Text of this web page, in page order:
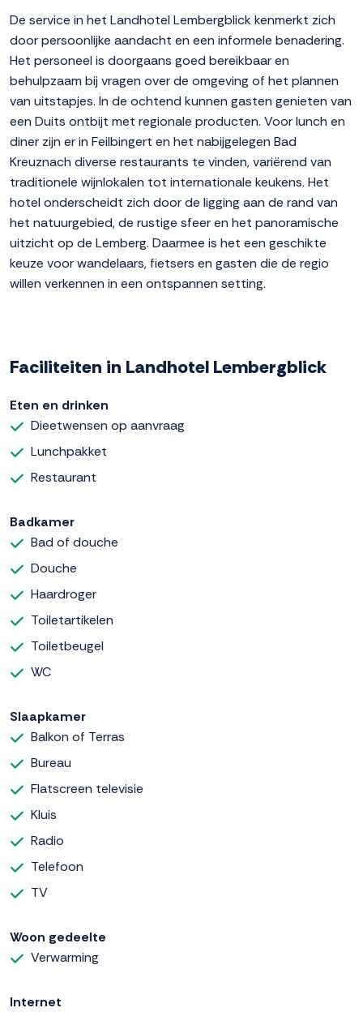
De service in het Landhotel Lembergblick kenmerkt zich
door persoonlijke aandacht en een informele benadering.
Het personeel is doorgaans goed bereikbaar en
behulpzaam bij vragen over de omgeving of het plannen
van uitstapjes. In de ochtend kunnen gasten genieten van
een Duits ontbijt met regionale producten. Voor lunch en
diner zijn er in Feilbingert en het nabijgelegen Bad
Kreuznach diverse restaurants te vinden, variërend van
traditionele wijnlokalen tot internationale keukens. Het
hotel onderscheidt zich door de ligging aan de rand van
het natuurgebied, de rustige sfeer en het panoramische
uitzicht op de Lemberg. Daarmee is het een geschikte
keuze voor wandelaars, fietsers en gasten die de regio
willen verkennen in een ontspannen setting.
Faciliteiten in Landhotel Lembergblick
Eten en drinken
Dieetwensen op aanvraag
Lunchpakket
Restaurant
Badkamer
Bad of douche
Douche
Haardroger
Toiletartikelen
Toiletbeugel
WC
Slaapkamer
Balkon of Terras
Bureau
Flatscreen televisie
Kluis
Radio
Telefoon
TV
Woon gedeelte
Verwarming
Internet